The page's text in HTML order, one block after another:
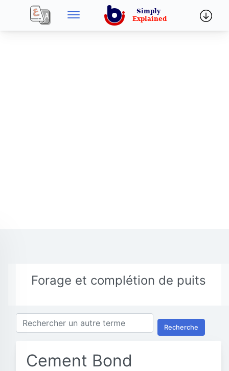
Forage et complétion de puits
Recherche
Cement Bond